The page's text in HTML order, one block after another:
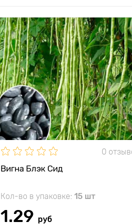
0
Вигна Блэк Сид
Кол-во в упаковке: 15 шт
1.29 руб
Особенности
Очень
Высота растения до 4
Растояние между
растениями
10 х 40
Местоположение
Период созревания
от всходов 50 -